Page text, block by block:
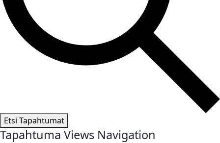
Etsi Tapahtumat
Tapahtuma Views Navigation